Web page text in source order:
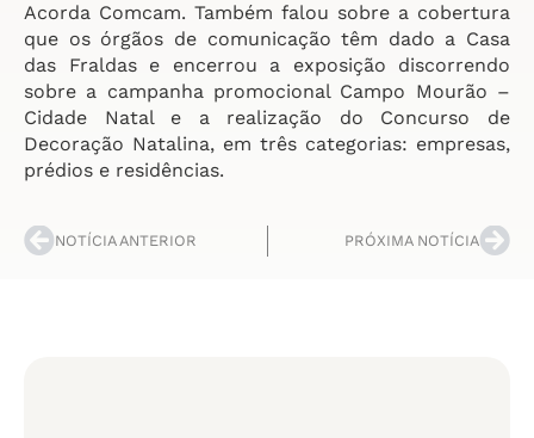
Acorda Comcam. Também falou sobre a cobertura
que os órgãos de comunicação têm dado a Casa
das Fraldas e encerrou a exposição discorrendo
sobre a campanha promocional Campo Mourão –
Cidade Natal e a realização do Concurso de
Decoração Natalina, em três categorias: empresas,
prédios e residências.
NOTÍCIA ANTERIOR PRÓXIMA NOTÍCIA